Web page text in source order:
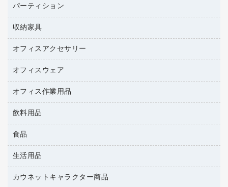
コピー用紙
ネットワーク／ＬＡＮアクセサリー
セキュリティ用品
ＵＳＢハブ／ＵＳＢアクセサリー
ＯＡフィルター
ＯＡクリーナー／エアダスター
ＬＡＮケーブル
ＨＤＤ／ＳＳＤ
ディスプレイモニター
デジタルカメラ
スキャナー
コピー機
メディア収納用品
オフィスチェア
ミーティングテーブル
デスク
カウンター
パーティション
ホワイトボード・黒板
収納家具
保管庫・書庫
ロッカー・下駄箱
その他収納
オフィスアクセサリー
オフィスアクセサリー
オフィスウェア
医療・介護・ワーキングウェア
ブラウス・シャツ
アウター
オフィス作業用品
養生用品
防災用品
防災用備蓄食品・飲料
台車・脚立
倉庫収納用品
飲料用品
緑茶飲料
茶葉・インスタント
紅茶・バラエティ飲料
レギュラーコーヒー
食品
食品
菓子
生活用品
浴室用品
カウネットキャラクター商品